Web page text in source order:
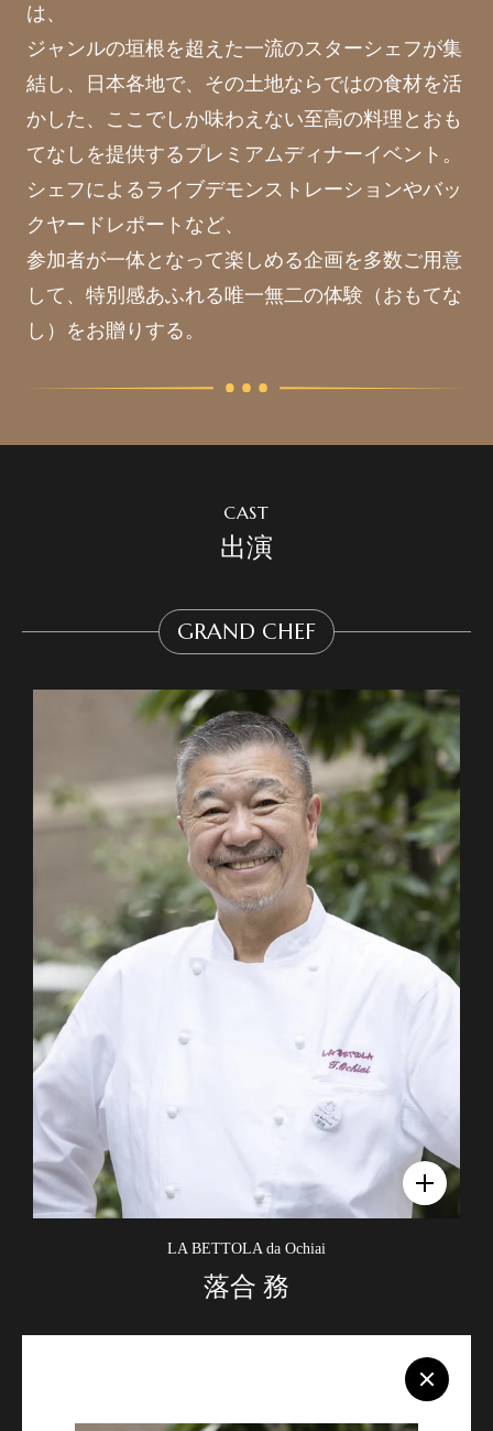
は、
ジャンルの垣根を超えた一流のスターシェフが集
結し、日本各地で、その土地ならではの食材を活
かした、ここでしか味わえない至高の料理とおも
てなしを提供するプレミアムディナーイベント。
シェフによるライブデモンストレーションやバッ
クヤードレポートなど、
参加者が一体となって楽しめる企画を多数ご用意
して、特別感あふれる唯一無二の体験（おもてな
し）をお贈りする。
CAST
出演
GRAND CHEF
LA BETTOLA da Ochiai
落合 務